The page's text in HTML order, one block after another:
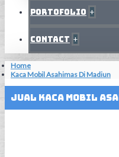
Portofolio +
Contact +
Home
Kaca Mobil Asahimas Di Madiun
Jual Kaca Mobil